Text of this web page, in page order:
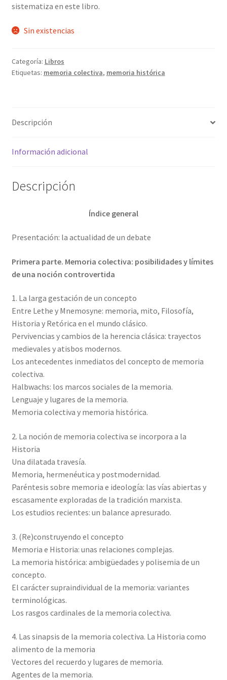
sistematiza en este libro.
Sin existencias
Categoría: Libros
Etiquetas: memoria colectiva, memoria histórica
Descripción
Información adicional
Descripción
Índice general
Presentación: la actualidad de un debate
Primera parte. Memoria colectiva: posibilidades y límites
de una noción controvertida
1. La larga gestación de un concepto
Entre Lethe y Mnemosyne: memoria, mito, Filosofía,
Historia y Retórica en el mundo clásico.
Pervivencias y cambios de la herencia clásica: trayectos
medievales y atisbos modernos.
Los antecedentes inmediatos del concepto de memoria
colectiva.
Halbwachs: los marcos sociales de la memoria.
Lenguaje y lugares de la memoria.
Memoria colectiva y memoria histórica.
2. La noción de memoria colectiva se incorpora a la
Historia
Una dilatada travesía.
Memoria, hermenéutica y postmodernidad.
Paréntesis sobre memoria e ideología: las vías abiertas y
escasamente exploradas de la tradición marxista.
Los estudios recientes: un balance apresurado.
3. (Re)construyendo el concepto
Memoria e Historia: unas relaciones complejas.
La memoria histórica: ambigüedades y polisemia de un
concepto.
El carácter supraindividual de la memoria: variantes
terminológicas.
Los rasgos cardinales de la memoria colectiva.
4. Las sinapsis de la memoria colectiva. La Historia como
alimento de la memoria
Vectores del recuerdo y lugares de memoria.
Agentes de la memoria.